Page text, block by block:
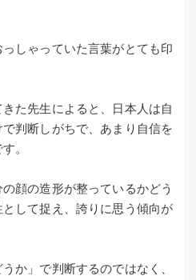
しゃっていた言葉がとても印
た先生によると、日本人は自
判断しがちで、あまり自信を
。
顔の造形が整っているかどう
して捉え、誇りに思う傾向が
か」で判断するのではなく、